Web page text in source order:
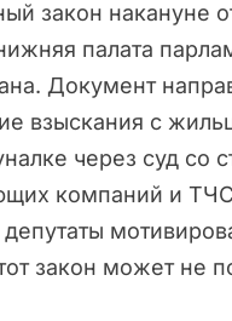
закон накануне
палата
Документ
взыскания с
через суд со
компаний и
закон может не